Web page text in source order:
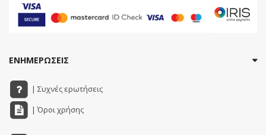
ΕΝΗΜΕΡΩΣΕΙΣ
| Συχνές ερωτήσεις
| Όροι χρήσης